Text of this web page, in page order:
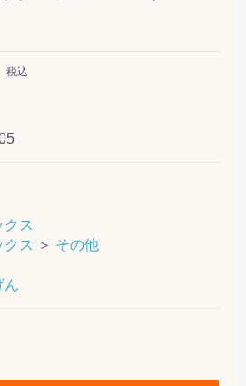
税込
クス
クス ＞ その他
ん